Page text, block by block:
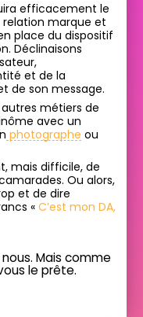
efficacement le
relation marque et
place du dispositif
Déclinaisons
et de la
de son message.
métiers de
avec un
photographe ou
mais difficile, de
Ou alors,
et de dire
« C’est mon DA,
Mais comme
le prête.